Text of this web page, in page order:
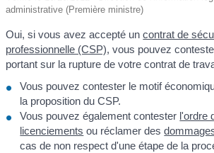
administrative (Première ministre)
Oui, si vous avez accepté uncontrat de
professionnelle (CSP), vous pouvez
portant sur la rupture de votre contrat de
Vous pouvez contester le motif
la proposition du CSP.
Vous pouvez également contester l'ordre
licenciements ou réclamer des
cas de non respect d'une étape de la